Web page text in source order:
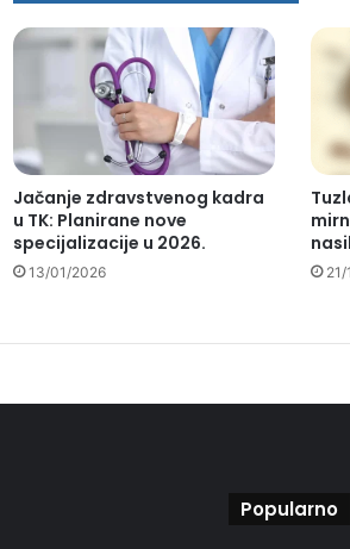
Jačanje zdravstvenog kadra
u TK: Planirane nove
specijalizacije u 2026.
13/01/2026
Popularno